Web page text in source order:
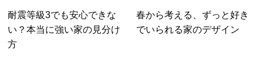
耐震等級3でも安心できな
い？本当に強い家の見分け
方
春から考える、ずっと好き
でいられる家のデザイン